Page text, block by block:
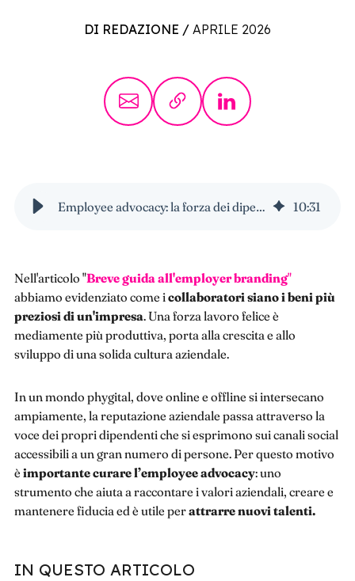
DI REDAZIONE / APRILE 2026
Employee advocacy: la forza dei dipendenti a sostegno dell'azienda 10:31
Nell'articolo "Breve guida all'employer branding"
abbiamo evidenziato come icollaboratori siano i beni più
preziosi di un'impresa. Una forza lavoro felice è
mediamente più produttiva, porta alla crescita e allo
sviluppo di una solida cultura aziendale.
In un mondo phygital, dove online e offline si intersecano
ampiamente, la reputazione aziendale passa attraverso la
voce dei propri dipendenti che si esprimono sui canali social
accessibili a un gran numero di persone. Per questo motivo
è importante curare l’employee advocacy: uno
strumento che aiuta a raccontare i valori aziendali, creare e
mantenere fiducia ed è utile perattrarre nuovi talenti.
IN QUESTO ARTICOLO